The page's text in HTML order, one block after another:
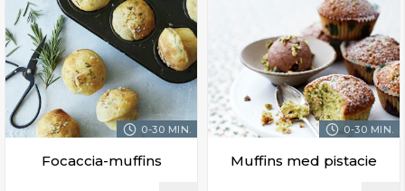
0-30 MIN.
Focaccia-muffins
0-30 MIN.
Muffins med pistacie